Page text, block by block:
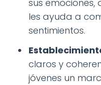
sus emociones,
les ayuda a
sentimientos.
claros y
jóvenes un